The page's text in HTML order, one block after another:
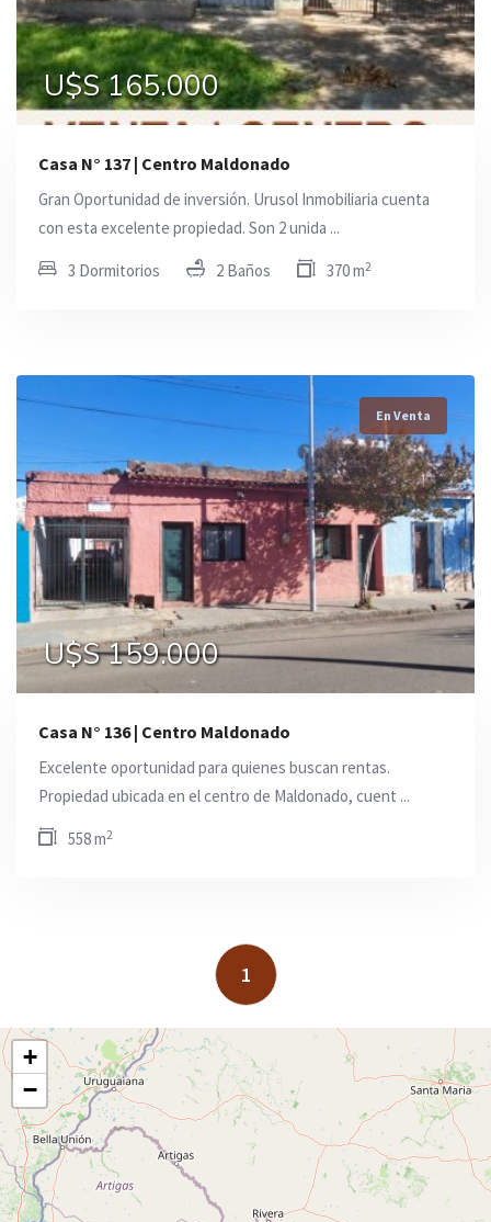
U$S 165.000
Casa N° 137 | Centro Maldonado
Gran Oportunidad de inversión. Urusol Inmobiliaria cuenta
con esta excelente propiedad. Son 2 unida ...
3 Dormitorios 2 Baños 370 m2
En Venta
U$S 159.000
Casa N° 136 | Centro Maldonado
Excelente oportunidad para quienes buscan rentas.
Propiedad ubicada en el centro de Maldonado, cuent ...
558 m2
1
+
−